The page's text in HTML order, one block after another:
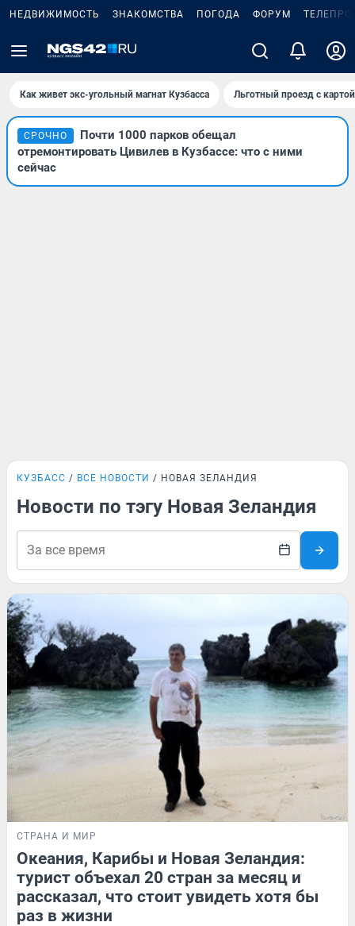
НЕДВИЖИМОСТЬ ЗНАКОМСТВА ПОГОДА ФОРУМ
Как живет экс-угольный магнат Кузбасса Льготный проезд с
СРОЧНО
Почти 1000 парков обещал
отремонтировать Цивилев в Кузбассе: что с ними
сейчас
КУЗБАСС ВСЕ НОВОСТИ НОВАЯ ЗЕЛАНДИЯ
Новости по тэгу Новая Зеландия
СТРАНА И МИР
Океания, Карибы и Новая Зеландия:
турист объехал 20 стран за месяц и
рассказал, что стоит увидеть хотя бы
раз в жизни